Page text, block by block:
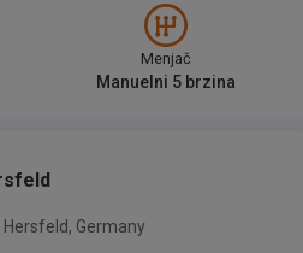
Menjač
Manuelni 5 brzina
Germany